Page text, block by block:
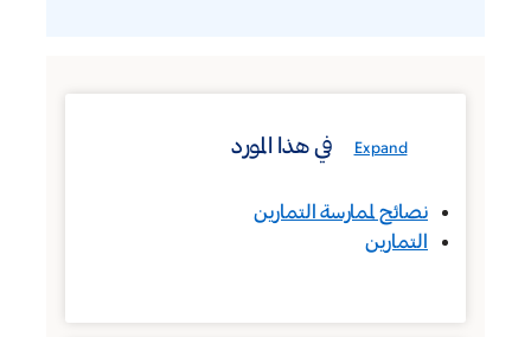
Expand في هذا المورد
نصائح لممارسة التمارين
التمارين